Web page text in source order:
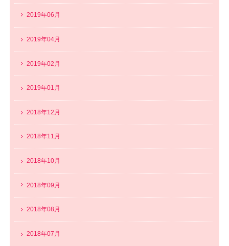
2019年06月
2019年04月
2019年02月
2019年01月
2018年12月
2018年11月
2018年10月
2018年09月
2018年08月
2018年07月